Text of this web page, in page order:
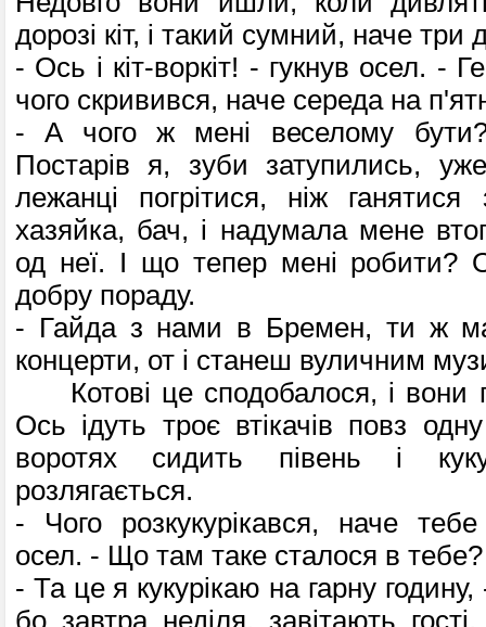
дорозі кіт, і такий сумний, наче три
- Ось і кіт-воркіт! - гукнув осел. -
чого скривився, наче середа на
- А чого ж мені веселому бути?
Постарів я, зуби затупились,
лежанці погрітися, ніж
хазяйка, бач, і надумала мене
од неї. І що тепер мені робити?
добру пораду.
- Гайда з нами в Бремен, ти ж
концерти, от і станеш вуличним
Котові це сподобалося, і вони
Ось ідуть троє втікачів повз
воротях сидить півень і
розлягається.
- Чого розкукурікався, наче
осел. - Що там таке сталося в тебе?
- Та це я кукурікаю на гарну годину,
бо завтра неділя, завітають